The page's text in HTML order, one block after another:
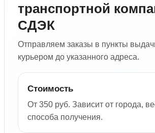
транспортной
СДЭК
Отправляем заказы в пункты
курьером до указанного адреса.
Стоимость
От 350 руб. Зависит от города,
способа получения.